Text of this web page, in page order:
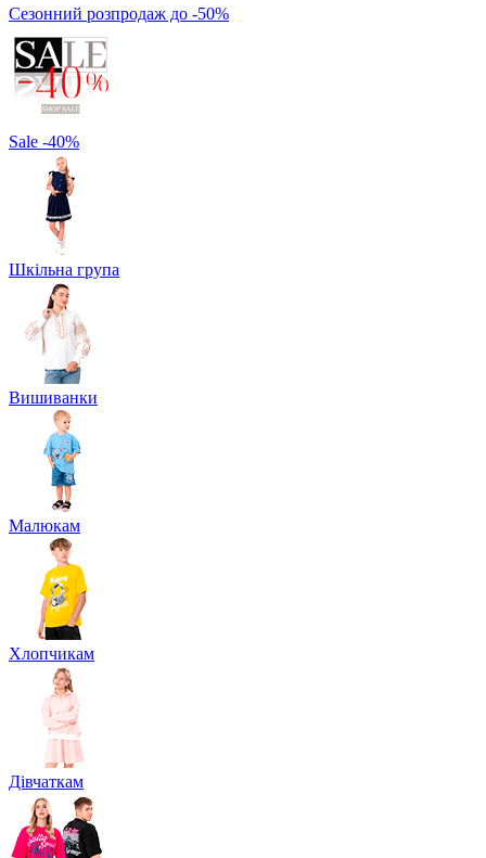
Сезонний розпродаж до -50%
Sale -40%
Шкільна група
Вишиванки
Малюкам
Хлопчикам
Дівчаткам